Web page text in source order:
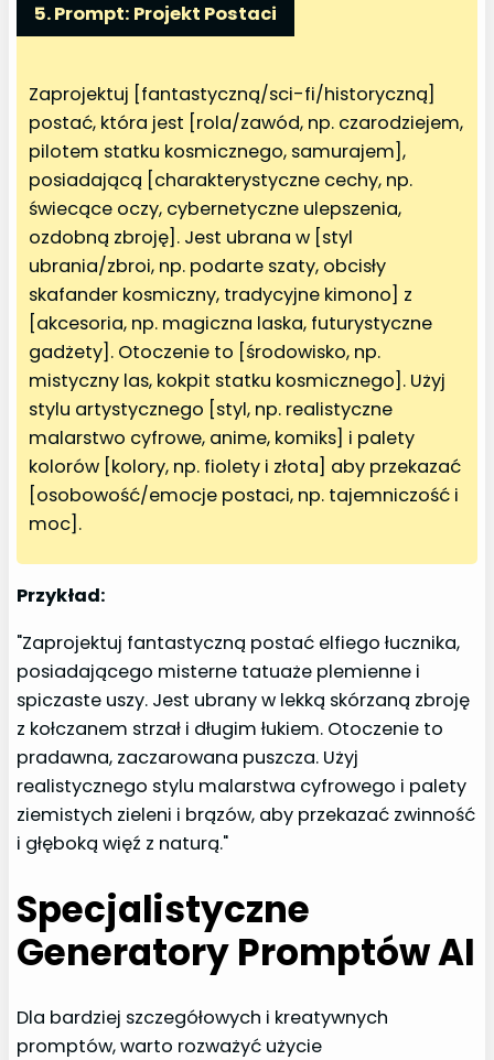
5. Prompt: Projekt Postaci
Zaprojektuj [fantastyczną/sci-fi/historyczną]
postać, która jest [rola/zawód, np. czarodziejem,
pilotem statku kosmicznego, samurajem],
posiadającą [charakterystyczne cechy, np.
świecące oczy, cybernetyczne ulepszenia,
ozdobną zbroję]. Jest ubrana w [styl
ubrania/zbroi, np. podarte szaty, obcisły
skafander kosmiczny, tradycyjne kimono] z
[akcesoria, np. magiczna laska, futurystyczne
gadżety]. Otoczenie to [środowisko, np.
mistyczny las, kokpit statku kosmicznego]. Użyj
stylu artystycznego [styl, np. realistyczne
malarstwo cyfrowe, anime, komiks] i palety
kolorów [kolory, np. fiolety i złota] aby przekazać
[osobowość/emocje postaci, np. tajemniczość i
moc].
Przykład:
"Zaprojektuj fantastyczną postać elfiego łucznika,
posiadającego misterne tatuaże plemienne i
spiczaste uszy. Jest ubrany w lekką skórzaną zbroję
z kołczanem strzał i długim łukiem. Otoczenie to
pradawna, zaczarowana puszcza. Użyj
realistycznego stylu malarstwa cyfrowego i palety
ziemistych zieleni i brązów, aby przekazać zwinność
i głęboką więź z naturą."
Specjalistyczne
Generatory Promptów AI
Dla bardziej szczegółowych i kreatywnych
promptów, warto rozważyć użycie